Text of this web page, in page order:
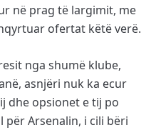
në prag të largimit, me
ofertat këtë verë.
nga shumë klube,
asnjëri nuk ka ecur
dhe opsionet e tij po
Arsenalin, i cili bëri